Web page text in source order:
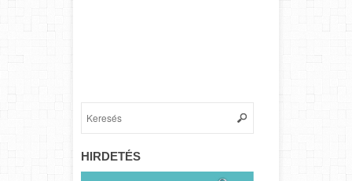
HIRDETÉS